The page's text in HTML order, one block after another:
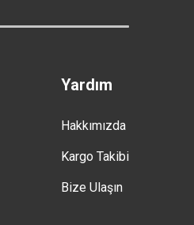
Yardım
Hakkımızda
Kargo Takibi
Bize Ulaşın